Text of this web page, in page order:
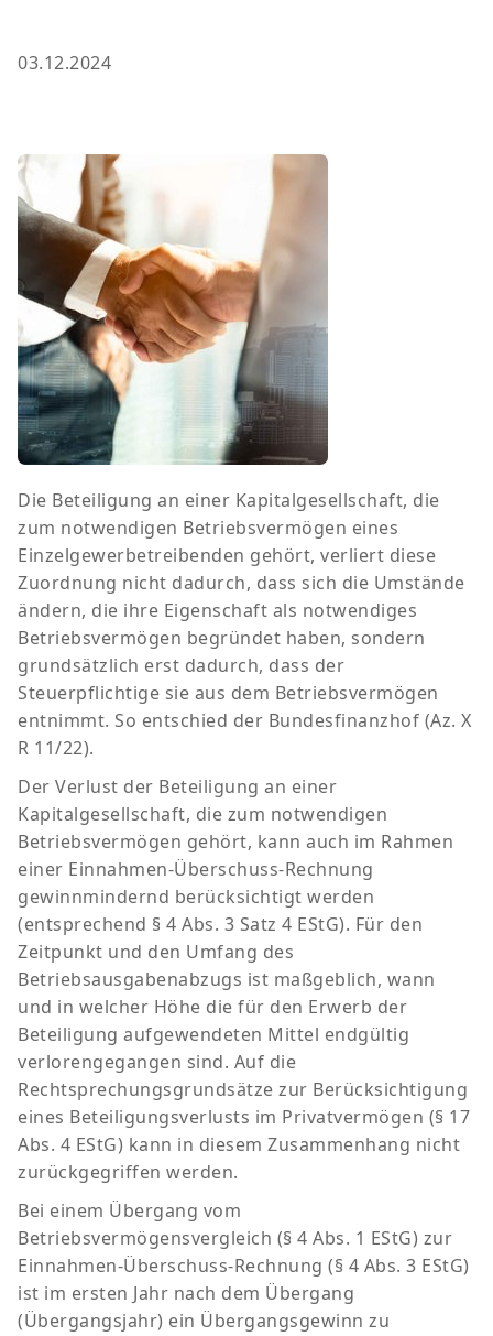
03.12.2024
Die Beteiligung an einer Kapitalgesellschaft, die
zum notwendigen Betriebsvermögen eines
Einzelgewerbetreibenden gehört, verliert diese
Zuordnung nicht dadurch, dass sich die Umstände
ändern, die ihre Eigenschaft als notwendiges
Betriebsvermögen begründet haben, sondern
grundsätzlich erst dadurch, dass der
Steuerpflichtige sie aus dem Betriebsvermögen
entnimmt. So entschied der Bundesfinanzhof (Az. X
R 11/22).
Der Verlust der Beteiligung an einer
Kapitalgesellschaft, die zum notwendigen
Betriebsvermögen gehört, kann auch im Rahmen
einer Einnahmen-Überschuss-Rechnung
gewinnmindernd berücksichtigt werden
(entsprechend § 4 Abs. 3 Satz 4 EStG). Für den
Zeitpunkt und den Umfang des
Betriebsausgabenabzugs ist maßgeblich, wann
und in welcher Höhe die für den Erwerb der
Beteiligung aufgewendeten Mittel endgültig
verlorengegangen sind. Auf die
Rechtsprechungsgrundsätze zur Berücksichtigung
eines Beteiligungsverlusts im Privatvermögen (§ 17
Abs. 4 EStG) kann in diesem Zusammenhang nicht
zurückgegriffen werden.
Bei einem Übergang vom
Betriebsvermögensvergleich (§ 4 Abs. 1 EStG) zur
Einnahmen-Überschuss-Rechnung (§ 4 Abs. 3 EStG)
ist im ersten Jahr nach dem Übergang
(Übergangsjahr) ein Übergangsgewinn zu